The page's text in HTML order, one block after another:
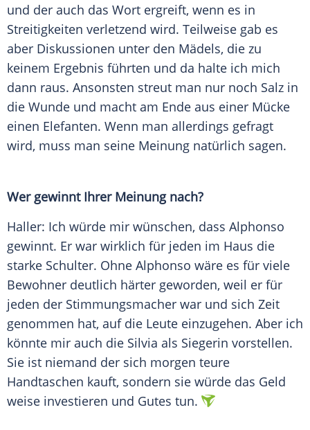
und der auch das Wort ergreift, wenn es in
Streitigkeiten verletzend wird. Teilweise gab es
aber Diskussionen unter den Mädels, die zu
keinem Ergebnis führten und da halte ich mich
dann raus. Ansonsten streut man nur noch Salz in
die Wunde und macht am Ende aus einer Mücke
einen Elefanten. Wenn man allerdings gefragt
wird, muss man seine Meinung natürlich sagen.
Wer gewinnt Ihrer Meinung nach?
Haller: Ich würde mir wünschen, dass Alphonso
gewinnt. Er war wirklich für jeden im Haus die
starke Schulter. Ohne Alphonso wäre es für viele
Bewohner deutlich härter geworden, weil er für
jeden der Stimmungsmacher war und sich Zeit
genommen hat, auf die Leute einzugehen. Aber ich
könnte mir auch die Silvia als Siegerin vorstellen.
Sie ist niemand der sich morgen teure
Handtaschen kauft, sondern sie würde das Geld
weise investieren und Gutes tun.